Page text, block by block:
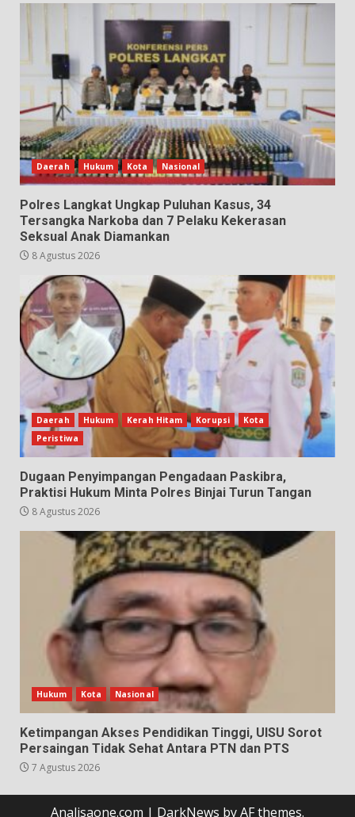
Daerah Hukum Kota Nasional
Polres Langkat Ungkap Puluhan Kasus, 34
Tersangka Narkoba dan 7 Pelaku Kekerasan
Seksual Anak Diamankan
8 Agustus 2026
Daerah Hukum Kerah Hitam Korupsi
Kota
Peristiwa
Dugaan Penyimpangan Pengadaan Paskibra,
Praktisi Hukum Minta Polres Binjai Turun Tangan
8 Agustus 2026
Hukum Kota Nasional
Ketimpangan Akses Pendidikan Tinggi, UISU Sorot
Persaingan Tidak Sehat Antara PTN dan PTS
7 Agustus 2026
Analisaone.com | DarkNews by AF themes.